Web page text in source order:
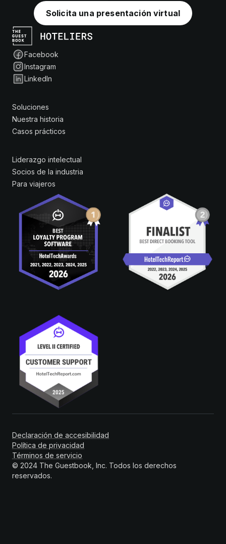
Solicita una presentación virtual
Facebook
Instagram
LinkedIn
Soluciones
Nuestra historia
Casos prácticos
Liderazgo intelectual
Socios de la industria
Para viajeros
© 2024 The Guestbook, Inc. Todos los derechos
reservados.
Declaración de accesibilidad
Política de privacidad
Términos de servicio